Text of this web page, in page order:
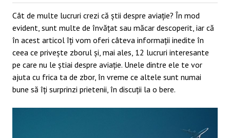
Cât de multe lucruri crezi că știi despre aviație? În mod
evident, sunt multe de învățat sau măcar descoperit, iar că
în acest articol îți vom oferi câteva informații inedite în
ceea ce privește zborul și, mai ales, 12 lucruri interesante
pe care nu le știai despre aviație. Unele dintre ele te vor
ajuta cu frica ta de zbor, în vreme ce altele sunt numai
bune să îți surprinzi prietenii, în discuții la o bere.